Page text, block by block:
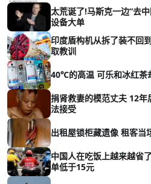
太荒诞了!马斯克一边“去
设备大单
印度盾构机从拆了装不回
取教训
40℃的高温 可乐和冰红茶
捐肾救妻的模范丈夫 12
法接受
出租屋锁柜藏遗像 租客当
中国人在吃饭上越来越省
单低于15元